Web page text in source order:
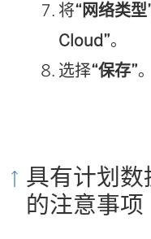
将“网络类型
Cloud”。
选择“保存”。
具有计划
的注意事项